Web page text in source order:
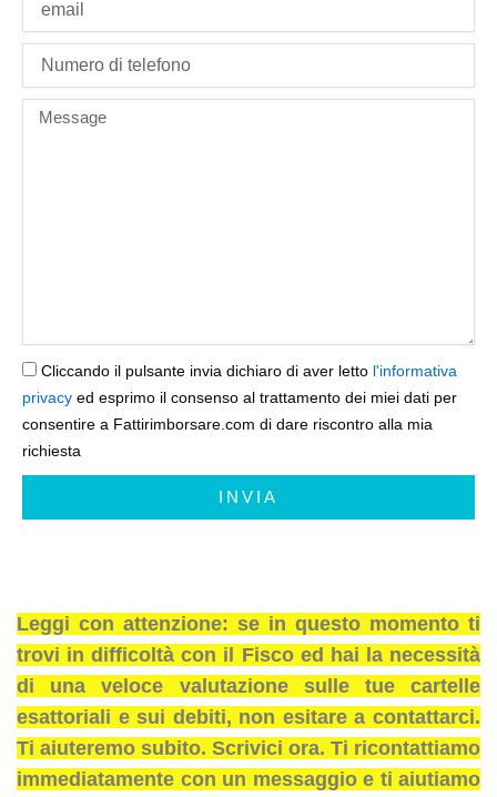
Message
Cliccando il pulsante invia dichiaro di aver letto l'informativa
privacy ed esprimo il consenso al trattamento dei miei dati per
consentire a Fattirimborsare.com di dare riscontro alla mia
richiesta
INVIA
Leggi con attenzione: se in questo momento ti
trovi in difficoltà con il Fisco ed hai la necessità
di una veloce valutazione sulle tue cartelle
esattoriali e sui debiti, non esitare a contattarci.
Ti aiuteremo subito. Scrivici ora. Ti ricontattiamo
immediatamente con un messaggio e ti aiutiamo